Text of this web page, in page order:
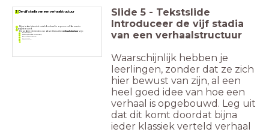
Bijna ieder klassiek verteld verhaal is op eenzelfde manier
opgebouwd.
De andere elementen van deze klassieke
verhaalstructuurzijn:
de expositie;
het motorisch moment;
de ontwikkeling;
de climax;
afwikkeling.
2 De vijf stadia van een verhaalstructuur Slide 5 - Tekstslide
Introduceer de vijf stadia
van een verhaalstructuur
Waarschijnlijk hebben je
leerlingen, zonder dat ze zich
hier bewust van zijn, al een
heel goed idee van hoe een
verhaal is opgebouwd. Leg uit
dat dit komt doordat bijna
ieder klassiek verteld verhaal